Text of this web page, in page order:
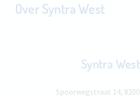
Over Syntra West
Syntra West
Spoorwegstraat 14,